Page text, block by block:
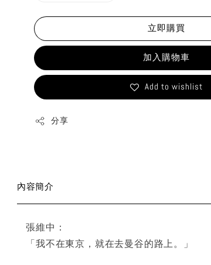
立即購買
加入購物車
Add to wishlist
分享
內容簡介
張維中：
「我不在東京，就在去曼谷的路上。」